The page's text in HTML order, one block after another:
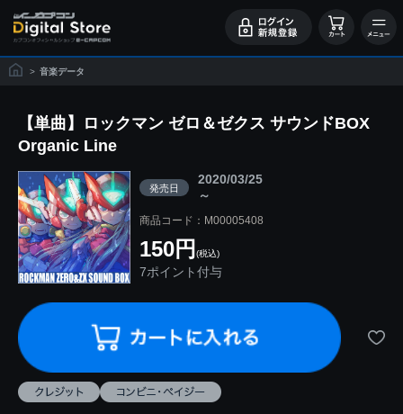
> 音楽データ
【単曲】ロックマン ゼロ＆ゼクス サウンドBOX
Organic Line
発売日
2020/03/25
～
商品コード：M00005408
150円 (税込)
7ポイント付与